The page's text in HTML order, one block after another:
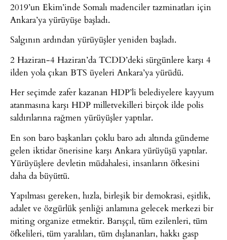
2019’un Ekim’inde Somalı madenciler tazminatları için
Ankara’ya yürüyüşe başladı.
Salgının ardından yürüyüşler yeniden başladı.
2 Haziran-4 Haziran’da TCDD’deki sürgünlere karşı 4
ilden yola çıkan BTS üyeleri Ankara’ya yürüdü.
Her seçimde zafer kazanan HDP’li belediyelere kayyum
atanmasına karşı HDP milletvekilleri birçok ilde polis
saldırılarına rağmen yürüyüşler yaptılar.
En son baro başkanları çoklu baro adı altında gündeme
gelen iktidar önerisine karşı Ankara yürüyüşü yaptılar.
Yürüyüşlere devletin müdahalesi, insanların öfkesini
daha da büyüttü.
Yapılması gereken, hızla, birleşik bir demokrasi, eşitlik,
adalet ve özgürlük şenliği anlamına gelecek merkezi bir
miting organize etmektir. Barışçıl, tüm ezilenleri, tüm
öfkelileri, tüm yaralıları, tüm dışlananları, hakkı gasp